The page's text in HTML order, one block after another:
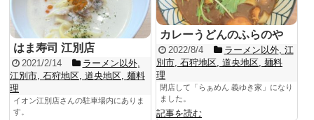
カレーうどんのふらのや
2022/8/4 ラーメン以外, 江
別市, 石狩地区, 道央地区, 麺料
理
閉店して「らぁめん 義ゆき家」になり
ました。
記事を読む
はま寿司 江別店
2021/2/14 ラーメン以外,
江別市, 石狩地区, 道央地区, 麺料
理
イオン江別店さんの駐車場内にありま
す。